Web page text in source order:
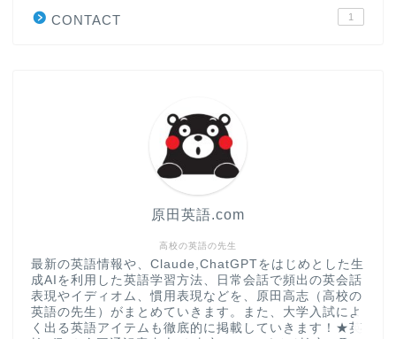
CONTACT 1
高校の英語の先生
原田英語.com
最新の英語情報や、Claude,ChatGPTをはじめとした生
成AIを利用した英語学習方法、日常会話で頻出の英会話
表現やイディオム、慣用表現などを、原田高志（高校の
英語の先生）がまとめていきます。また、大学入試によ
く出る英語アイテムも徹底的に掲載していきます！★英
大学入試英語対策講座
英語名言・格言・カッコい
い英語＆素敵な英文フレー
CONTACT